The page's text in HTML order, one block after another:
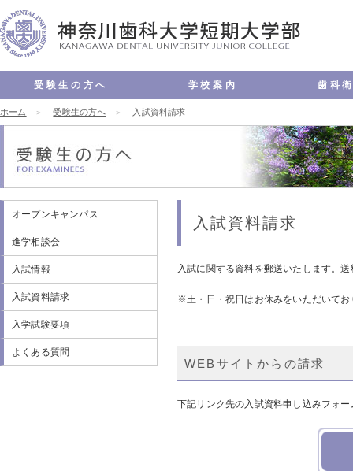
受験生の方へ
オープンキャンパス
進学相談会
入試情報
入試資料請求
入学試験要項
よくある質問
学校案内
理念・教育方針
学長メッセージ
認証評価
沿革
キャンパス案内
情報公開
交通アクセス
お問い合わせ
歯科
ホーム 受験生の方へ 入試資料請求
オープンキャンパス
進学相談会
入試情報
入試資料請求
入学試験要項
よくある質問
入試資料請求
入試に関する資料を郵送いたします。
※土・日・祝日はお休みをいただいて
WEBサイトからの請求
下記リンク先の入試資料申し込みフォ